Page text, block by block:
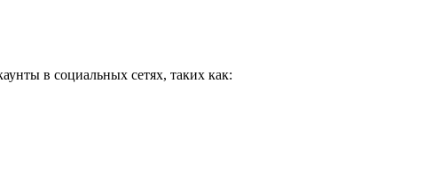
в социальных сетях, таких как: